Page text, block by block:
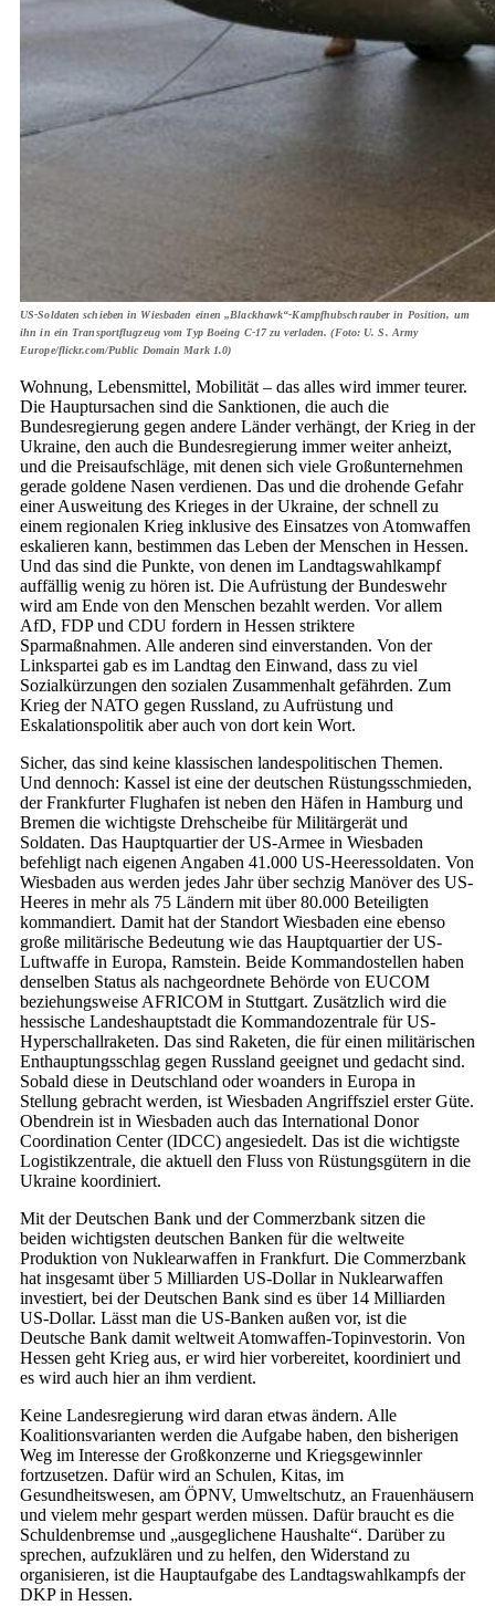
US-Soldaten schieben in Wiesbaden einen „Blackhawk“-Kampfhubschrauber in Position, um
ihn in ein Transportflugzeug vom Typ Boeing C-17 zu verladen. (Foto: U. S. Army
Europe/flickr.com/Public Domain Mark 1.0)
Wohnung, Lebensmittel, Mobilität – das alles wird immer teurer.
Die Hauptursachen sind die Sanktionen, die auch die
Bundesregierung gegen andere Länder verhängt, der Krieg in der
Ukraine, den auch die Bundesregierung immer weiter anheizt,
und die Preisaufschläge, mit denen sich viele Großunternehmen
gerade goldene Nasen verdienen. Das und die drohende Gefahr
einer Ausweitung des Krieges in der Ukraine, der schnell zu
einem regionalen Krieg inklusive des Einsatzes von Atomwaffen
eskalieren kann, bestimmen das Leben der Menschen in Hessen.
Und das sind die Punkte, von denen im Landtagswahlkampf
auffällig wenig zu hören ist. Die Aufrüstung der Bundeswehr
wird am Ende von den Menschen bezahlt werden. Vor allem
AfD, FDP und CDU fordern in Hessen striktere
Sparmaßnahmen. Alle anderen sind einverstanden. Von der
Linkspartei gab es im Landtag den Einwand, dass zu viel
Sozialkürzungen den sozialen Zusammenhalt gefährden. Zum
Krieg der NATO gegen Russland, zu Aufrüstung und
Eskalationspolitik aber auch von dort kein Wort.
Sicher, das sind keine klassischen landespolitischen Themen.
Und dennoch: Kassel ist eine der deutschen Rüstungsschmieden,
der Frankfurter Flughafen ist neben den Häfen in Hamburg und
Bremen die wichtigste Drehscheibe für Militärgerät und
Soldaten. Das Hauptquartier der US-Armee in Wiesbaden
befehligt nach eigenen Angaben 41.000 US-Heeressoldaten. Von
Wiesbaden aus werden jedes Jahr über sechzig Manöver des US-
Heeres in mehr als 75 Ländern mit über 80.000 Beteiligten
kommandiert. Damit hat der Standort Wiesbaden eine ebenso
große militärische Bedeutung wie das Hauptquartier der US-
Luftwaffe in Europa, Ramstein. Beide Kommandostellen haben
denselben Status als nachgeordnete Behörde von EUCOM
beziehungsweise AFRICOM in Stuttgart. Zusätzlich wird die
hessische Landeshauptstadt die Kommandozentrale für US-
Hyperschallraketen. Das sind Raketen, die für einen militärischen
Enthauptungsschlag gegen Russland geeignet und gedacht sind.
Sobald diese in Deutschland oder woanders in Europa in
Stellung gebracht werden, ist Wiesbaden Angriffsziel erster Güte.
Obendrein ist in Wiesbaden auch das International Donor
Coordination Center (IDCC) angesiedelt. Das ist die wichtigste
Logistikzentrale, die aktuell den Fluss von Rüstungsgütern in die
Ukraine koordiniert.
Mit der Deutschen Bank und der Commerzbank sitzen die
beiden wichtigsten deutschen Banken für die weltweite
Produktion von Nuklearwaffen in Frankfurt. Die Commerzbank
hat insgesamt über 5 Milliarden US-Dollar in Nuklearwaffen
investiert, bei der Deutschen Bank sind es über 14 Milliarden
US-Dollar. Lässt man die US-Banken außen vor, ist die
Deutsche Bank damit weltweit Atomwaffen-Top­investorin. Von
Hessen geht Krieg aus, er wird hier vorbereitet, koordiniert und
es wird auch hier an ihm verdient.
Keine Landesregierung wird daran etwas ändern. Alle
Koalitionsvarianten werden die Aufgabe haben, den bisherigen
Weg im Interesse der Großkonzerne und Kriegsgewinnler
fortzusetzen. Dafür wird an Schulen, Kitas, im
Gesundheitswesen, am ÖPNV, Umweltschutz, an Frauenhäusern
und vielem mehr gespart werden müssen. Dafür braucht es die
Schuldenbremse und „ausgeglichene Haushalte“. Darüber zu
sprechen, aufzuklären und zu helfen, den Widerstand zu
organisieren, ist die Hauptaufgabe des Landtagswahlkampfs der
DKP in Hessen.